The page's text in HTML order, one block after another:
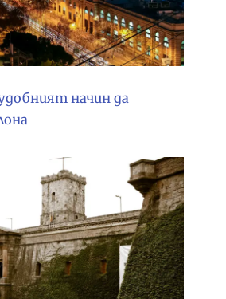
начин да